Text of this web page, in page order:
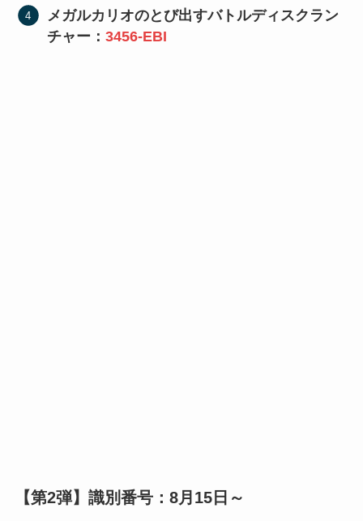
メガルカリオのとび出すバトルディスクラン
チャー：3456-EBI
【第2弾】識別番号：8月15日～